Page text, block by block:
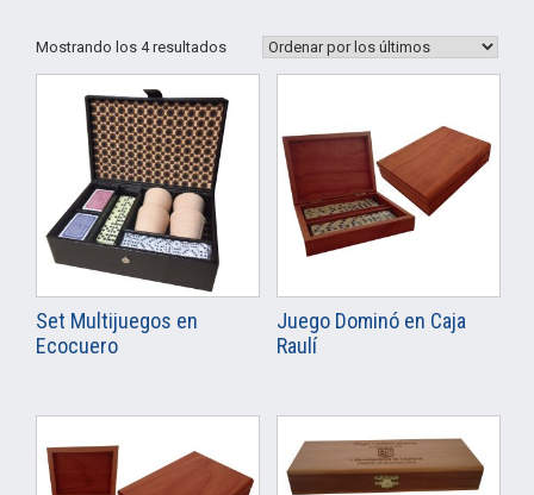
Mostrando los 4 resultadosOrdenado
últimos
Set Multijuegos en
Ecocuero
Juego Dominó en Caja
Raulí